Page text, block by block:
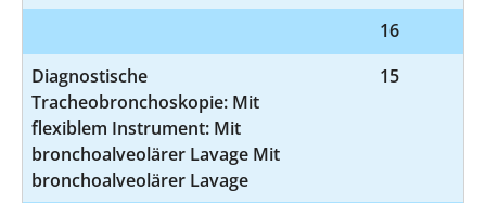
16
Diagnostische
Tracheobronchoskopie: Mit
flexiblem Instrument: Mit
bronchoalveolärer Lavage Mit
bronchoalveolärer Lavage
15